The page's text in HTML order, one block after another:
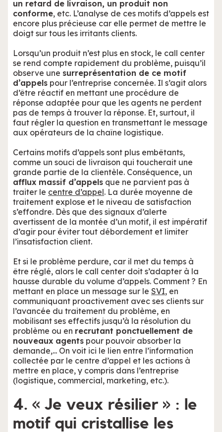
un retard de livraison, un produit non
conforme, etc. L’analyse de ces motifs d’appels est
encore plus précieuse car elle permet de mettre le
doigt sur tous les irritants clients.
Lorsqu’un produit n’est plus en stock, le call center
se rend compte rapidement du problème, puisqu’il
observe une surreprésentation de ce motif
d’appels pour l’entreprise concernée. Il s’agit alors
d’être réactif en mettant une procédure de
réponse adaptée pour que les agents ne perdent
pas de temps à trouver la réponse. Et, surtout, il
faut régler la question en transmettant le message
aux opérateurs de la chaîne logistique.
Certains motifs d’appels sont plus embêtants,
comme un souci de livraison qui toucherait une
grande partie de la clientèle. Conséquence, un
afflux massif d’appels que ne parvient pas à
traiter le centre d’appel. La durée moyenne de
traitement explose et le niveau de satisfaction
s’effondre. Dès que des signaux d’alerte
avertissent de la montée d’un motif, il est impératif
d’agir pour éviter tout débordement et limiter
l’insatisfaction client.
Et si le problème perdure, car il met du temps à
être réglé, alors le call center doit s’adapter à la
hausse durable du volume d’appels. Comment ? En
mettant en place un message sur le SVI, en
communiquant proactivement avec ses clients sur
l’avancée du traitement du problème, en
mobilisant ses effectifs jusqu’à la résolution du
problème ou en recrutant ponctuellement de
nouveaux agents pour pouvoir absorber la
demande,... On voit ici le lien entre l’information
collectée par le centre d’appel et les actions à
mettre en place, y compris dans l’entreprise
(logistique, commercial, marketing, etc.).
4. « Je veux résilier » : le
motif qui cristallise les